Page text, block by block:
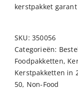
kerstpakket
SKU:350056
Categorieën:
Foodpakketten,
Kerstpakketten in
50, Non-Food